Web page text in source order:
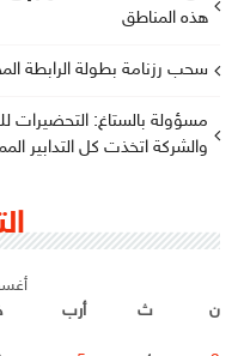
هذه المناطق
سحب رزنامة بطولة الرابطة
والشركة اتخذت كل التدابير
ن
ث أرب